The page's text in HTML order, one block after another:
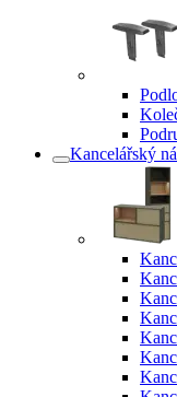
Kancelářský